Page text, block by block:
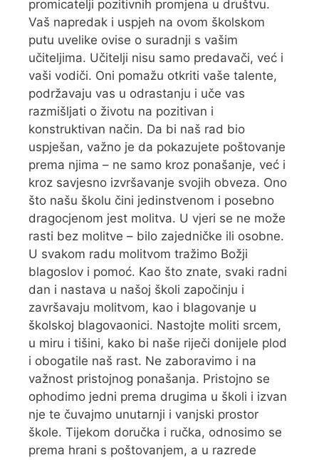
promicatelji pozitivnih promjena u društvu.
Vaš napredak i uspjeh na ovom školskom
putu uvelike ovise o suradnji s vašim
učiteljima. Učitelji nisu samo predavači, već i
vaši vodiči. Oni pomažu otkriti vaše talente,
podržavaju vas u odrastanju i uče vas
razmišljati o životu na pozitivan i
konstruktivan način. Da bi naš rad bio
uspješan, važno je da pokazujete poštovanje
prema njima – ne samo kroz ponašanje, već i
kroz savjesno izvršavanje svojih obveza. Ono
što našu školu čini jedinstvenom i posebno
dragocjenom jest molitva. U vjeri se ne može
rasti bez molitve – bilo zajedničke ili osobne.
U svakom radu molitvom tražimo Božji
blagoslov i pomoć. Kao što znate, svaki radni
dan i nastava u našoj školi započinju i
završavaju molitvom, kao i blagovanje u
školskoj blagovaonici. Nastojte moliti srcem,
u miru i tišini, kako bi naše riječi donijele plod
i obogatile naš rast. Ne zaboravimo i na
važnost pristojnog ponašanja. Pristojno se
ophodimo jedni prema drugima u školi i izvan
nje te čuvajmo unutarnji i vanjski prostor
škole. Tijekom doručka i ručka, odnosimo se
prema hrani s poštovanjem, a u razrede